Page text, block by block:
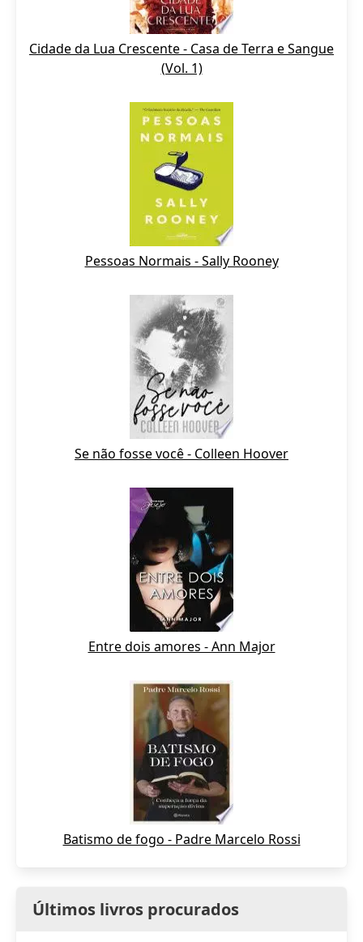
Cidade da Lua Crescente - Casa de Terra e Sangue
(Vol. 1)
Pessoas Normais - Sally Rooney
Se não fosse você - Colleen Hoover
Entre dois amores - Ann Major
Batismo de fogo - Padre Marcelo Rossi
Últimos livros procurados